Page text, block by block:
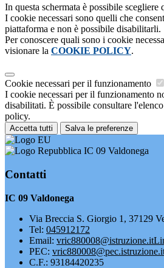
In questa schermata è possibile scegliere
I cookie necessari sono quelli che
piattaforma e non è possibile disabilitarli.
Per conoscere quali sono i cookie
visionare la COOKIE POLICY.
Cookie necessari per il funzionamento
I cookie necessari per il funzionamento
disabilitati. È possibile consultare
policy.
Accetta tutti Salva le preferenze
IC 09 Valdonega
Contatti
IC 09 Valdonega
Via Breccia S. Giorgio 1, 37129
Tel: 045912172
Email: vric880008@istruzione.it
PEC:
C.F.: 93184420235